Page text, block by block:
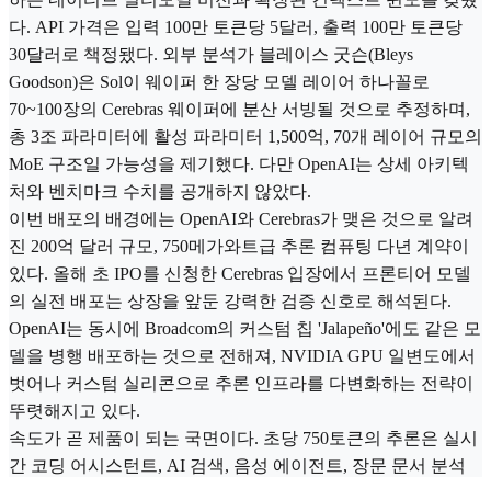
다. API 가격은 입력 100만 토큰당 5달러, 출력 100만 토큰당
30달러로 책정됐다. 외부 분석가 블레이스 굿슨(Bleys
Goodson)은 Sol이 웨이퍼 한 장당 모델 레이어 하나꼴로
70~100장의 Cerebras 웨이퍼에 분산 서빙될 것으로 추정하며,
총 3조 파라미터에 활성 파라미터 1,500억, 70개 레이어 규모의
MoE 구조일 가능성을 제기했다. 다만 OpenAI는 상세 아키텍
처와 벤치마크 수치를 공개하지 않았다.
이번 배포의 배경에는 OpenAI와 Cerebras가 맺은 것으로 알려
진 200억 달러 규모, 750메가와트급 추론 컴퓨팅 다년 계약이
있다. 올해 초 IPO를 신청한 Cerebras 입장에서 프론티어 모델
의 실전 배포는 상장을 앞둔 강력한 검증 신호로 해석된다.
OpenAI는 동시에 Broadcom의 커스텀 칩 'Jalapeño'에도 같은 모
델을 병행 배포하는 것으로 전해져, NVIDIA GPU 일변도에서
벗어나 커스텀 실리콘으로 추론 인프라를 다변화하는 전략이
뚜렷해지고 있다.
속도가 곧 제품이 되는 국면이다. 초당 750토큰의 추론은 실시
간 코딩 어시스턴트, AI 검색, 음성 에이전트, 장문 문서 분석